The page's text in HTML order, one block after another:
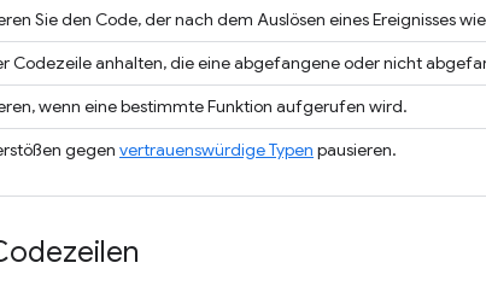
Sie den Code, der nach dem Auslösen eines Ereignisses wie
Codezeile anhalten, die eine abgefangene oder nicht
wenn eine bestimmte Funktion aufgerufen wird.
gegen vertrauenswürdige Typen pausieren.